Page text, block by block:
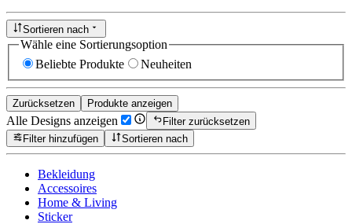
Sortieren nach
Wähle eine Sortierungsoption
Beliebte Produkte
Neuheiten
Zurücksetzen Produkte anzeigen
Alle Designs anzeigen
Filter zurücksetzen
Filter hinzufügen
Sortieren nach
Bekleidung
Accessoires
Home & Living
Sticker